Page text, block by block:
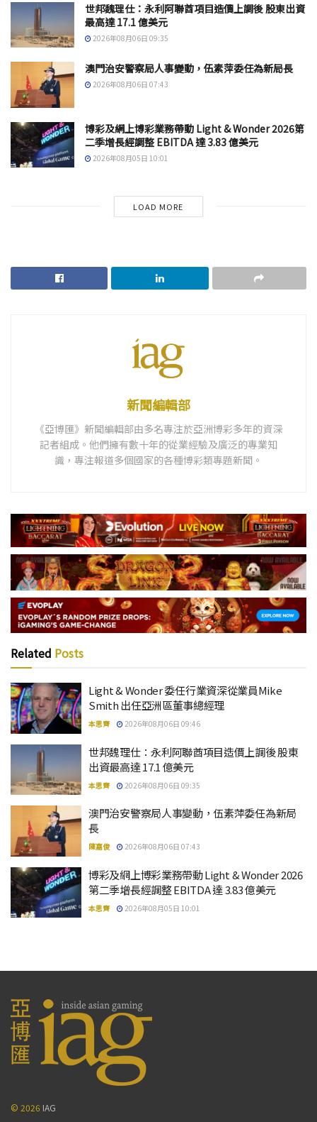
世邦魏理仕：永利阿聯酋項目造價上調後 股東出資
最高達 17.1 億美元
2026年08月06日 09:35
澳門治安警察局人事變動，伍素萍委任為新局長
2026年08月06日 07:43
博彩及網上博彩業務帶動 Light & Wonder 2026第
二季增長經調整 EBITDA 達 3.83 億美元
2026年08月05日 10:01
LOAD MORE
新聞編輯部
《亞博匯》新聞編輯部由多名專注於亞洲博彩多年的資深
記者組成。他們擁有數十年的從業經驗及廣泛的專業知
識，專注報道多個國家的各種博彩類專題新聞。
Related Posts
Light & Wonder 委任行業資深從業員Mike
Smith 出任亞洲區董事總經理
本思齊 2026年08月06日 09:46
世邦魏理仕：永利阿聯酋項目造價上調後 股東
出資最高達 17.1 億美元
本思齊 2026年08月06日 09:35
澳門治安警察局人事變動，伍素萍委任為新局
長
陳嘉俊 2026年08月06日 07:43
博彩及網上博彩業務帶動 Light & Wonder 2026
第二季增長經調整 EBITDA 達 3.83 億美元
本思齊 2026年08月05日 10:01
© 2026 IAG